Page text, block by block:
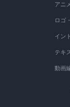
アニ
ロゴ
イン
テキ
動画